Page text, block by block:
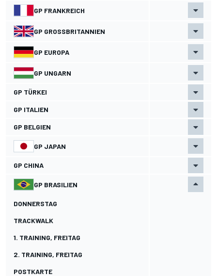
GP FRANKREICH
GP GROSSBRITANNIEN
GP EUROPA
GP UNGARN
GP TÜRKEI
GP ITALIEN
GP BELGIEN
GP JAPAN
GP CHINA
GP BRASILIEN
DONNERSTAG
TRACKWALK
1. TRAINING, FREITAG
2. TRAINING, FREITAG
POSTKARTE